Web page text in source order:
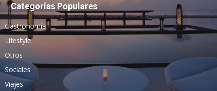
Categorías Populares
Gastronomía
Lifestyle
Otros
Sociales
Viajes